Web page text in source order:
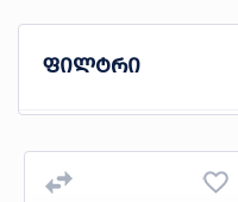
ფილტრი
პროდუტის ტიპი
და
გათბობა
მცენარეთა
სეზონური
პროდუქცია